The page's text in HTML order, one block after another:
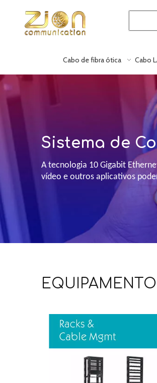
Cabo de fibra ótica Cabo
Sistema de
A tecnologia 10 Gigabit
vídeo e outros aplicativos